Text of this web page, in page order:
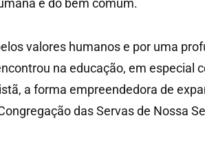
e do bem comum.
valores humanos e por uma
na educação, em especial
a forma empreendedora de
das Servas de Nossa